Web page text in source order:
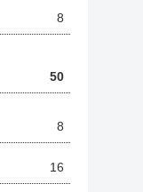
8
50
8
16